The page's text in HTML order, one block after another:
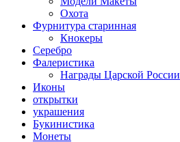
Охота
Фурнитура старинная
Кнокеры
Серебро
Фалеристика
Награды Царской России
Иконы
открытки
украшения
Букинистика
Монеты